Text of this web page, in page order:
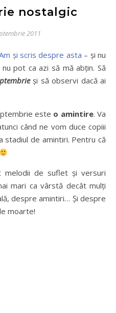
nostalgic
2011
şi scris despre asta – şi nu
pot ca azi să mă abţin. Să
şi să observi dacă ai
este o amintire. Va
când ne vom duce copiii
stadiul de amintiri. Pentru că
melodii de suflet şi versuri
mari ca vârstă decât mulţi
despre amintiri… Şi despre
moarte!